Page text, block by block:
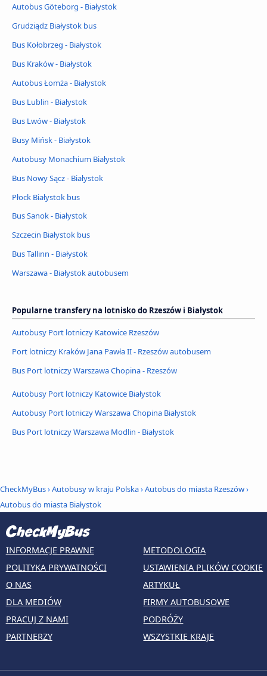
Autobus Göteborg - Białystok
Grudziądz Białystok bus
Bus Kołobrzeg - Białystok
Bus Kraków - Białystok
Autobus Łomża - Białystok
Bus Lublin - Białystok
Bus Lwów - Białystok
Busy Mińsk - Białystok
Autobusy Monachium Białystok
Bus Nowy Sącz - Białystok
Płock Białystok bus
Bus Sanok - Białystok
Szczecin Białystok bus
Bus Tallinn - Białystok
Warszawa - Białystok autobusem
Popularne transfery na lotnisko do Rzeszów i Białystok
Autobusy Port lotniczy Katowice Rzeszów
Port lotniczy Kraków Jana Pawła II - Rzeszów autobusem
Bus Port lotniczy Warszawa Chopina - Rzeszów
Autobusy Port lotniczy Katowice Białystok
Autobusy Port lotniczy Warszawa Chopina Białystok
Bus Port lotniczy Warszawa Modlin - Białystok
CheckMyBus›Autobusy w kraju Polska›Autobus do miasta Rzeszów›
Autobus do miasta Białystok
INFORMACJE PRAWNE
POLITYKA PRYWATNOŚCI
O NAS
DLA MEDIÓW
PRACUJ Z NAMI
PARTNERZY
METODOLOGIA
USTAWIENIA PLIKÓW COOKIE
ARTYKUŁ
FIRMY AUTOBUSOWE
PODRÓŻY
WSZYSTKIE KRAJE